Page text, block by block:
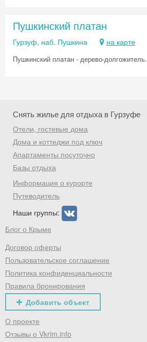
Пушкинский платан
Гурзуф, наб. Пушкина на карте
Пушкинский платан - дерево-долгожитель.
Снять жилье для отдыха в Гурзуфе
Отели, гостевые дома
Дома и коттеджи под ключ
Апартаменты посуточно
Базы отдыха
Информация о курорте
Путеводитель
Наши группы:
Блог о Крыме
Договор оферты
Пользовательское соглашение
Политика конфиденциальности
Правила бронирования
Добавить объект
О проекте
Отзывы о Vkrim.info